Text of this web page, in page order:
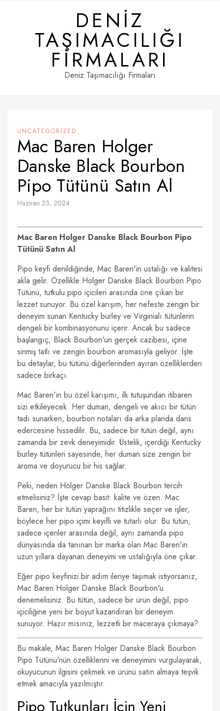
DENIZ
TAŞIMACILIĞI
FIRMALARI
Deniz Taşımacılığı Firmaları
UNCATEGORIZED
Mac Baren Holger
Danske Black Bourbon
Pipo Tütünü Satın Al
Haziran 23, 2024
Mac Baren Holger Danske Black Bourbon Pipo
Tütünü Satın Al
Pipo keyfi denildiğinde, Mac Baren'in ustalığı ve kalitesi
akla gelir. Özellikle Holger Danske Black Bourbon Pipo
Tütünü, tutkulu pipo içicileri arasında öne çıkan bir
lezzet sunuyor. Bu özel karışım, her nefeste zengin bir
deneyim sunan Kentucky burley ve Virginialı tütünlerin
dengeli bir kombinasyonunu içerir. Ancak bu sadece
başlangıç; Black Bourbon'un gerçek cazibesi, içine
sinmiş tatlı ve zengin bourbon aromasıyla geliyor. İşte
bu detaylar, bu tütünü diğerlerinden ayıran özelliklerden
sadece birkaçı.
Mac Baren'in bu özel karışımı, ilk tutuşundan itibaren
sizi etkileyecek. Her duman, dengeli ve akıcı bir tütün
tadı sunarken, bourbon notaları da arka planda dans
edercesine hissedilir. Bu, sadece bir tütün değil, aynı
zamanda bir zevk deneyimidir. Üstelik, içerdiği Kentucky
burley tütünleri sayesinde, her duman size zengin bir
aroma ve doyurucu bir his sağlar.
Peki, neden Holger Danske Black Bourbon tercih
etmelisiniz? İşte cevap basit: kalite ve özen. Mac
Baren, her bir tütün yaprağını titizlikle seçer ve işler,
böylece her pipo içimi keyifli ve tutarlı olur. Bu tütün,
sadece içenler arasında değil, aynı zamanda pipo
dünyasında da tanınan bir marka olan Mac Baren'in
uzun yıllara dayanan deneyimi ve ustalığıyla öne çıkar.
Eğer pipo keyfinizi bir adım ileriye taşımak istiyorsanız,
Mac Baren Holger Danske Black Bourbon'u
denemelisiniz. Bu tütün, sadece bir ürün değil, pipo
içiciliğine yeni bir boyut kazandıran bir deneyim
sunuyor. Hazır mısınız, lezzetli bir maceraya çıkmaya?
Bu makale, Mac Baren Holger Danske Black Bourbon
Pipo Tütünü'nün özelliklerini ve deneyimini vurgulayarak,
okuyucunun ilgisini çekmek ve ürünü satın almaya teşvik
etmek amacıyla yazılmıştır.
Pipo Tutkunları İçin Yeni